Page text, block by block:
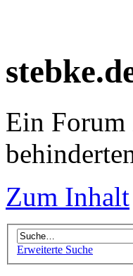
Ein Forum
Zum Inhalt
Erweiterte Suche